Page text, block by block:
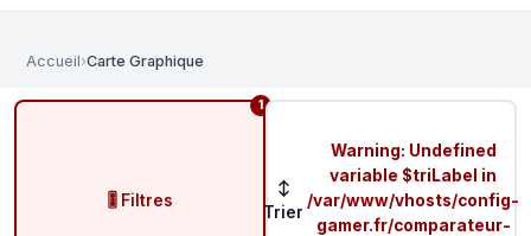
Accueil›Carte Graphique
🎚️ Filtres
1
↕
Trier
Warning: Undefined
variable $triLabel in
/var/www/vhosts/config-
gamer.fr/comparateur-